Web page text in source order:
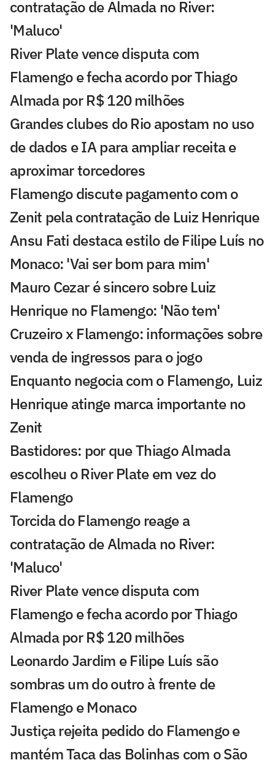
contratação de Almada no River:
'Maluco'
River Plate vence disputa com
Flamengo e fecha acordo por Thiago
Almada por R$ 120 milhões
Grandes clubes do Rio apostam no uso
de dados e IA para ampliar receita e
aproximar torcedores
Flamengo discute pagamento com o
Zenit pela contratação de Luiz Henrique
Ansu Fati destaca estilo de Filipe Luís no
Monaco: 'Vai ser bom para mim'
Mauro Cezar é sincero sobre Luiz
Henrique no Flamengo: 'Não tem'
Cruzeiro x Flamengo: informações sobre
venda de ingressos para o jogo
Enquanto negocia com o Flamengo, Luiz
Henrique atinge marca importante no
Zenit
Bastidores: por que Thiago Almada
escolheu o River Plate em vez do
Flamengo
Torcida do Flamengo reage a
contratação de Almada no River:
'Maluco'
River Plate vence disputa com
Flamengo e fecha acordo por Thiago
Almada por R$ 120 milhões
Leonardo Jardim e Filipe Luís são
sombras um do outro à frente de
Flamengo e Monaco
Justiça rejeita pedido do Flamengo e
mantém Taça das Bolinhas com o São